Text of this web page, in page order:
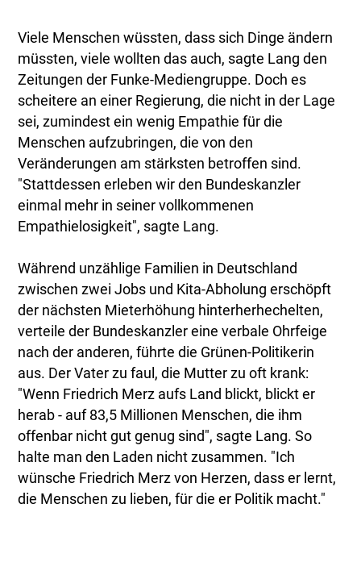
Viele Menschen wüssten, dass sich Dinge ändern
müssten, viele wollten das auch, sagte Lang den
Zeitungen der Funke-Mediengruppe. Doch es
scheitere an einer Regierung, die nicht in der Lage
sei, zumindest ein wenig Empathie für die
Menschen aufzubringen, die von den
Veränderungen am stärksten betroffen sind.
"Stattdessen erleben wir den Bundeskanzler
einmal mehr in seiner vollkommenen
Empathielosigkeit", sagte Lang.
Während unzählige Familien in Deutschland
zwischen zwei Jobs und Kita-Abholung erschöpft
der nächsten Mieterhöhung hinterherhechelten,
verteile der Bundeskanzler eine verbale Ohrfeige
nach der anderen, führte die Grünen-Politikerin
aus. Der Vater zu faul, die Mutter zu oft krank:
"Wenn Friedrich Merz aufs Land blickt, blickt er
herab - auf 83,5 Millionen Menschen, die ihm
offenbar nicht gut genug sind", sagte Lang. So
halte man den Laden nicht zusammen. "Ich
wünsche Friedrich Merz von Herzen, dass er lernt,
die Menschen zu lieben, für die er Politik macht."